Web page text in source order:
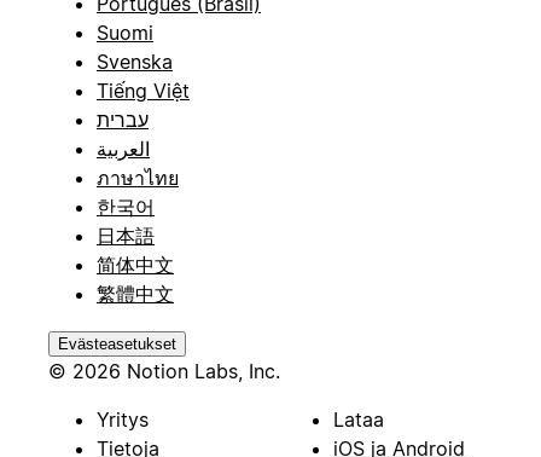
Suomi
Svenska
Tiếng Việt
עברית
العربية
ภาษาไทย
한국어
日本語
简体中文
繁體中文
Evästeasetukset
© 2026 Notion Labs, Inc.
Yritys
Tietoja
Lataa
iOS ja Android